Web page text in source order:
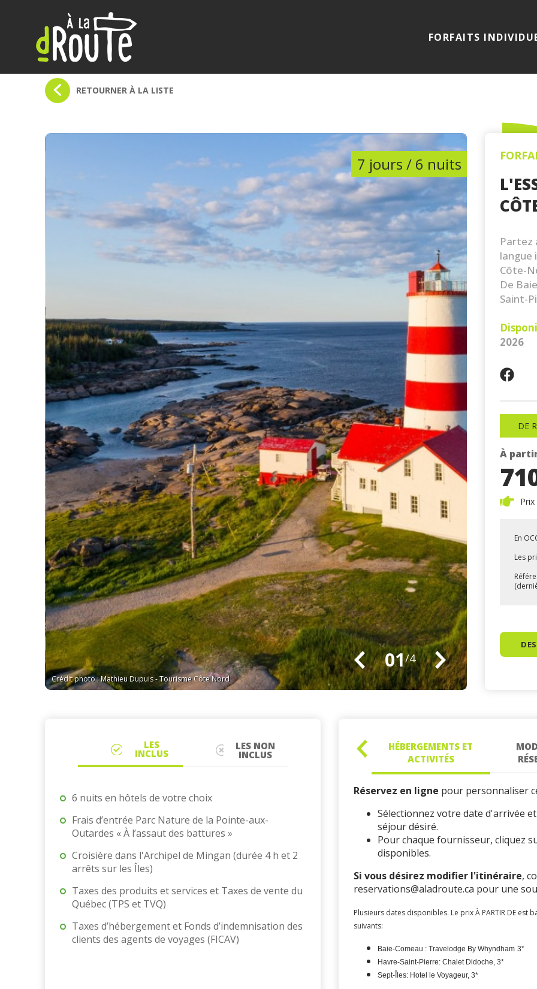
dRoute
FORFAITS
RETOURNER À LA LISTE
7 jours / 6 nuits
Crédit photo : Mathieu Dupuis - Tourisme Côte Nord
«
Précédent
01/4
Suivant
»
Partez
langue
Côte-
De
Saint-
2026
DE
À
En
Les
LES
INCLUS
LES NON
INCLUS
6 nuits en hôtels de votre choix
Frais d’entrée Parc Nature de la Pointe-aux-
Outardes « À l’assaut des battures »
Croisière dans l'Archipel de Mingan (durée 4 h et 2
arrêts sur les Îles)
Taxes des produits et services et Taxes de vente du
Québec (TPS et TVQ)
Taxes d’hébergement et Fonds d’indemnisation des
clients des agents de voyages (FICAV)
HÉBERGEMENTS ET
ACTIVITÉS
«
Réservez en ligne pour personnaliser
Sélectionnez votre date d'arrivée
séjour désiré.
Pour chaque fournisseur, cliquez
disponibles.
Si vous désirez modifier l'itinéraire,
reservations@aladroute.ca pour une
Plusieurs dates disponibles. Le prix À PARTIR DE
suivants:
Baie-Comeau : Travelodge By Whyndham 3*
Havre-Saint-Pierre: Chalet Didoche, 3*
Sept-Îles: Hotel le Voyageur, 3*